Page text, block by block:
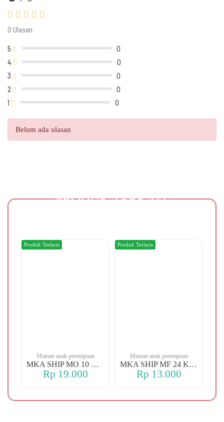
0 Ulasan
5
0
4
0
3
0
2
0
1
0
Belum ada ulasan
PRODUK TERKAIT
Mainan anak perempuan
MKA SHIP MO 10 CHERRY
Rp 19.000
Produk Terlaris
Mainan anak perempuan
MKA SHIP MF 24 KERANJANG
Rp 13.000
Produk Terlaris